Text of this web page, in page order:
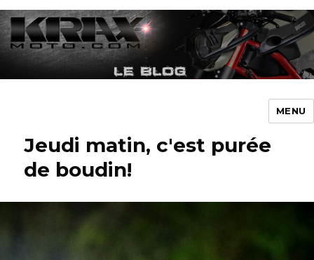
MENU
Jeudi matin, c'est purée
de boudin!